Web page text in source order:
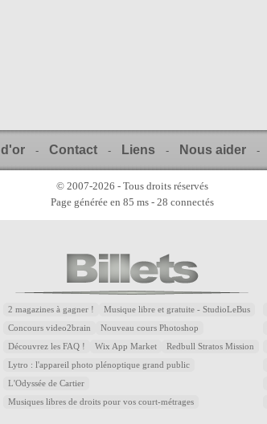
- Contact - Liens - Nous aider -
© 2007-2026 - Tous droits réservés
Page générée en 85 ms - 28 connectés
2 magazines à gagner ! Musique libre et gratuite - StudioLeBus
Concours video2brain Nouveau cours Photoshop
Découvrez les FAQ ! Wix App Market Redbull Stratos Mission
Lytro : l'appareil photo plénoptique grand public
L'Odyssée de Cartier
Musiques libres de droits pour vos court-métrages